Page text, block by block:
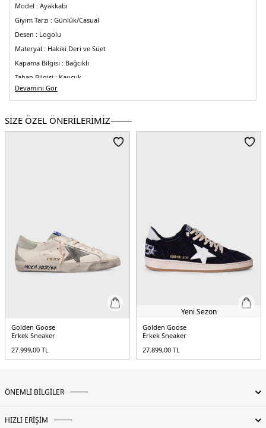
Model : Ayakkabı
Giyim Tarzı : Günlük/Casual
Desen : Logolu
Materyal : Hakiki Deri ve Süet
Kapama Bilgisi : Bağcıklı
Taban Bilgisi : Kauçuk
Detay: -Vintage kaplama
5DE1GMF00672F00614435894.65
Devamını Gör
SİZE ÖZEL ÖNERİLERİMİZ
Golden Goose
Erkek Sneaker
27.999,00 TL
Yeni Sezon
Golden Goose
Erkek Sneaker
27.899,00 TL
ÖNEMLİ BİLGİLER
HIZLI ERİŞİM